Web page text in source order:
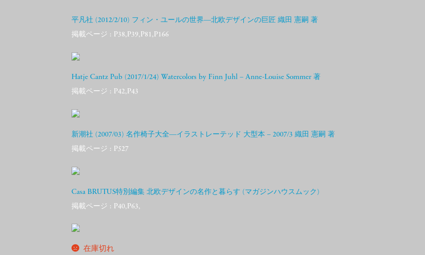
平凡社 (2012/2/10) フィン・ユールの世界―北欧デザインの巨匠 織田 憲嗣 著
掲載ページ : P38,P39,P81,P166
Hatje Cantz Pub (2017/1/24) Watercolors by Finn Juhl – Anne-Louise Sommer 著
掲載ページ : P42,P43
新潮社 (2007/03) 名作椅子大全―イラストレーテッド 大型本 – 2007/3 織田 憲嗣 著
掲載ページ : P527
Casa BRUTUS特別編集 北欧デザインの名作と暮らす (マガジンハウスムック)
掲載ページ : P40,P63,
在庫切れ